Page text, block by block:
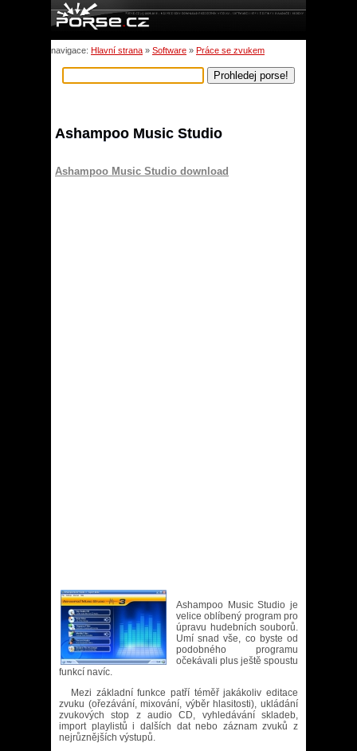
navigace: Hlavní strana » Software » Práce se zvukem
Ashampoo Music Studio
Ashampoo Music Studio download
Ashampoo Music Studio je
velice oblíbený program pro
úpravu hudebních souborů.
Umí snad vše, co byste od
podobného programu
očekávali plus ještě spoustu
funkcí navíc.
Mezi základní funkce patří téměř jakákoliv editace
zvuku (ořezávání, mixování, výběr hlasitosti), ukládání
zvukových stop z audio CD, vyhledávání skladeb,
import playlistů i dalších dat nebo záznam zvuků z
nejrůznějších výstupů.